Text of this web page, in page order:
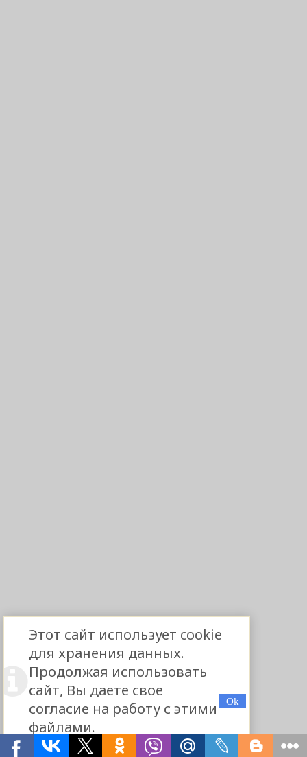
Этот сайт использует cookie
для хранения данных.
Продолжая использовать
сайт, Вы даете свое
согласие на работу с этими
файлами.